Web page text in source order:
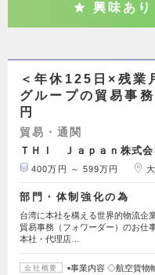
興味あり
＜年休125日×残
グループの貿易事
円
貿易・通関
ＴＨＩ Ｊａｐａｎ株式会
400万円 ～ 599万円
部門・体制強化の為
台湾に本社を構える世界的物流企
貿易事務（フォワーダー）のお仕
本社・代理店…
会社概要
▪事業内容 ◇航空貨物